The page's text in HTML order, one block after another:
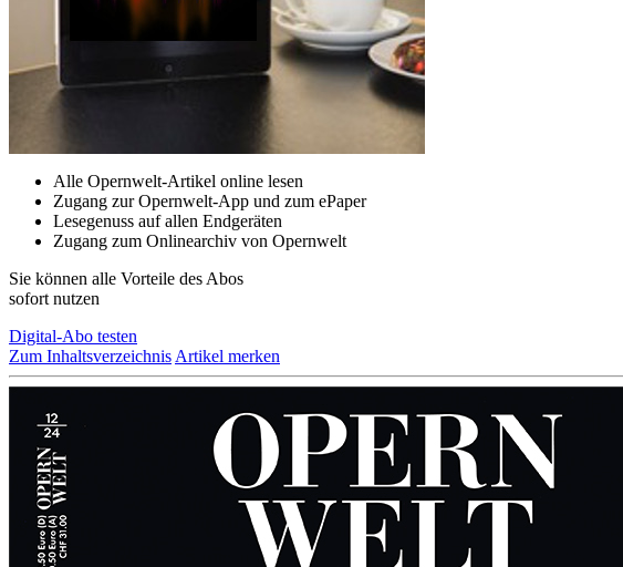
Alle Opernwelt-Artikel online lesen
Zugang zur Opernwelt-App und zum ePaper
Lesegenuss auf allen Endgeräten
Zugang zum Onlinearchiv von Opernwelt
Sie können alle Vorteile des Abos
sofort nutzen
Digital-Abo testen
Zum Inhaltsverzeichnis Artikel merken